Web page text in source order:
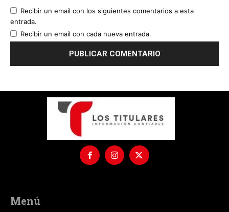
Recibir un email con los siguientes comentarios a esta
entrada.
Recibir un email con cada nueva entrada.
Menú